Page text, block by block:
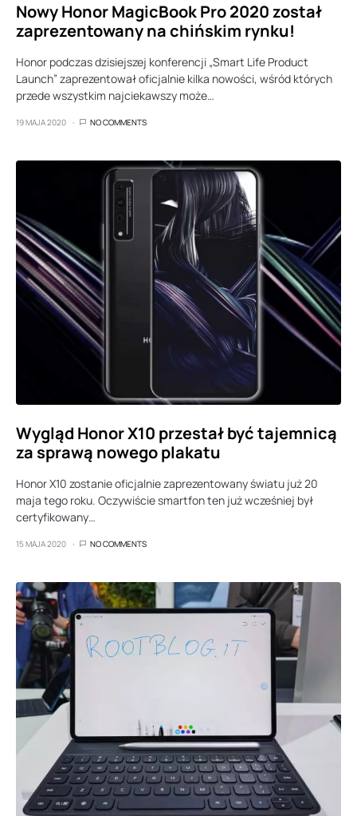
Nowy Honor MagicBook Pro 2020 został
zaprezentowany na chińskim rynku!
Honor podczas dzisiejszej konferencji „Smart Life Product
Launch” zaprezentował oficjalnie kilka nowości, wśród których
przede wszystkim najciekawszy może…
19 MAJA 2020 NO COMMENTS
Wygląd Honor X10 przestał być tajemnicą
za sprawą nowego plakatu
Honor X10 zostanie oficjalnie zaprezentowany światu już 20
maja tego roku. Oczywiście smartfon ten już wcześniej był
certyfikowany…
15 MAJA 2020 NO COMMENTS